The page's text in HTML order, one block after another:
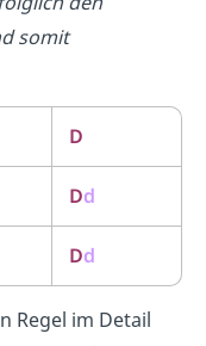
somit
D
Dd
Dd
Regel im Detail